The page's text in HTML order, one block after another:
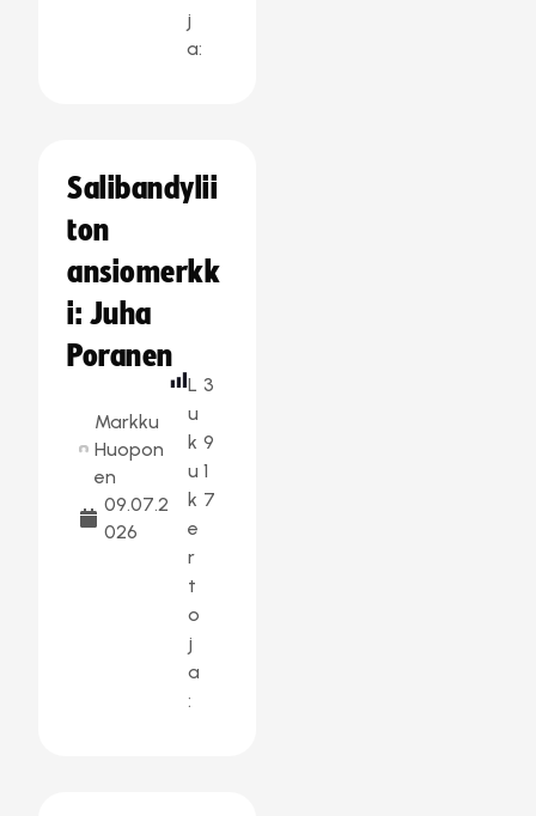
j
a:
Salibandylii
ton
ansiomerkk
i: Juha
Poranen
Markku
Huopon
en
09.07.2
026
L
u
k
u
k
e
r
t
o
j
a
:
3
9
1
7